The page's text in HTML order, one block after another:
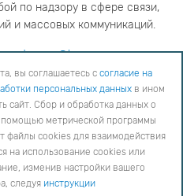
по надзору в сфере связи,
и массовых коммуникаций.
ya.stogova@ksc.ru
81555-79-516
с согласие на обработку данных
вам необходимо покинуть сайт. Сбор и обработка
метрической программы "Яндекс Метрика".
с вами. Вы можете согласиться на
изменив настройки вашего интернет-
вы соглашаетесь с согласие на
персональных данных в ином
сайт. Сбор и обработка данных о
помощью метрической программы
файлы cookies для взаимодействия
на использование cookies или
изменив настройки вашего
следуя инструкции